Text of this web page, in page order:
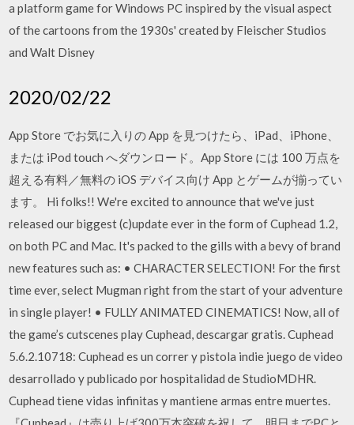
a platform game for Windows PC inspired by the visual aspect
of the cartoons from the 1930s' created by Fleischer Studios
and Walt Disney
2020/02/22
App Store でお気に入りの App を見つけたら、iPad、iPhone、
または iPod touch へダウンロード。App Store には 100 万点を
超える有料／無料の iOS デバイス向け App とゲームが揃ってい
ます。 Hi folks!! We're excited to announce that we've just
released our biggest (c)update ever in the form of Cuphead 1.2,
on both PC and Mac. It's packed to the gills with a bevy of brand
new features such as: • CHARACTER SELECTION! For the first
time ever, select Mugman right from the start of your adventure
in single player! • FULLY ANIMATED CINEMATICS! Now, all of
the game’s cutscenes play Cuphead, descargar gratis. Cuphead
5.6.2.10718: Cuphead es un correr y pistola indie juego de video
desarrollado y publicado por hospitalidad de StudioMDHR.
Cuphead tiene vidas infinitas y mantiene armas entre muertes.